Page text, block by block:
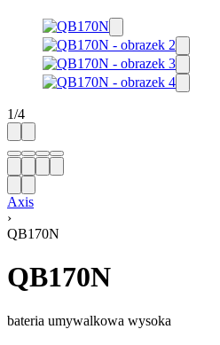
1/4
Axis
›
QB170N
QB170N
bateria umywalkowa wysoka